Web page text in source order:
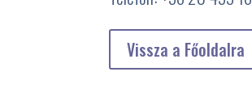
Vissza a Főoldalra